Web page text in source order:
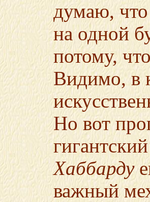
думаю, что
на одной
потому,
Видимо, в
Но вот
Хаббарду
важный